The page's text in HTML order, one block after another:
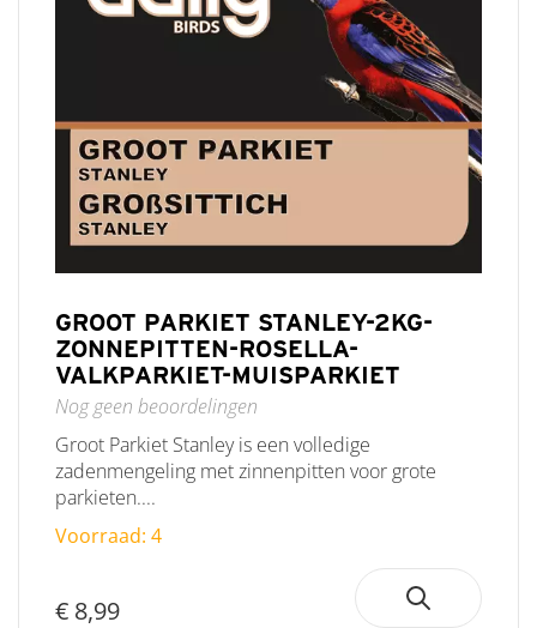
GROOT PARKIET STANLEY-2KG-
ZONNEPITTEN-ROSELLA-
VALKPARKIET-MUISPARKIET
Nog geen beoordelingen
Groot Parkiet Stanley is een volledige
zadenmengeling met zinnenpitten voor grote
parkieten....
Voorraad: 4
€ 8,99